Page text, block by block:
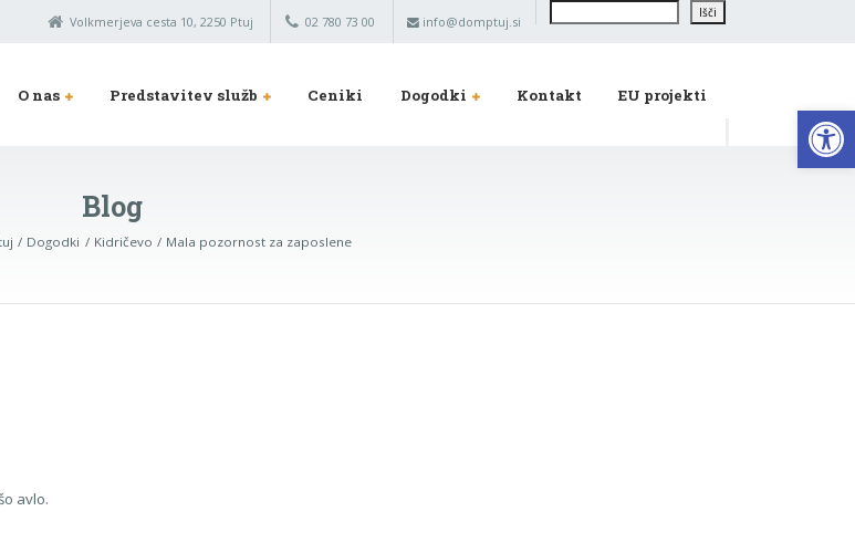
Volkmerjeva cesta 10, 2250 Ptuj 02 780 73 00 info@domptuj.si
Išči
O nas Predstavitev služb Ceniki Dogodki Kontakt EU projekti
Blog
Dogodki Kidričevo Mala pozornost za zaposlene
avlo.